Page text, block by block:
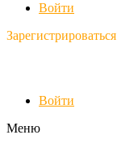
Войти
Зарегистрироваться
Войти
Меню